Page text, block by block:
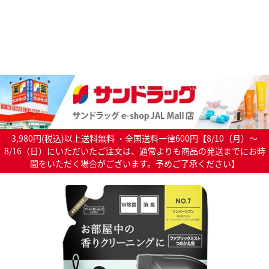
3,980円(税込)以上送料無料 ・全国送料一律600円【8/10（月）～
8/16（日）にいただいたご注文は、通常よりも商品の発送までにお時
間をいただく場合がございます。予めご了承ください】